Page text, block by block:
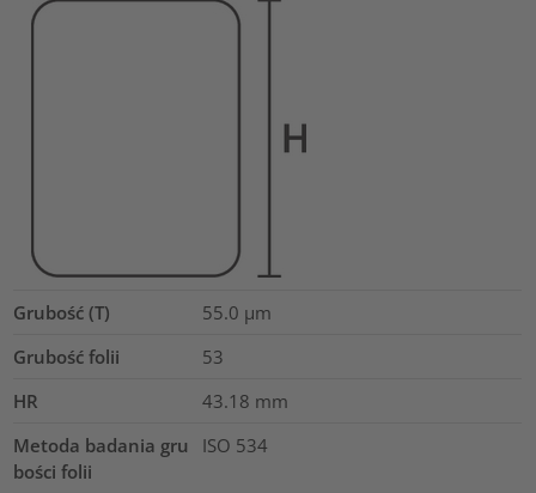
Grubość (T) 55.0 µm
Grubość folii
53
HR
43.18 mm
Metoda badania gru
bości folii
ISO 534